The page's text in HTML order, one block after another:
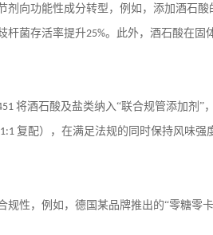
剂向功能性成分转型，例如，添加酒石
杆菌存活率提升25%。此外，酒石酸在固
将酒石酸及盐类纳入“联合规管添加剂”
1:1 复配），在满足法规的同时保持风味
规性，例如，德国某品牌推出的“零糖零